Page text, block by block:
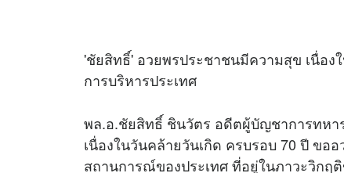
'ชัยสิทธิ์' อวยพรประชาชนมีความสุข เนื่อง
การบริหารประเทศ
พล.อ.ชัยสิทธิ์ ชินวัตร อดีตผู้บัญชาการทห
เนื่องในวันคล้ายวันเกิด ครบรอบ 70 ปี ข
สถานการณ์ของประเทศ ที่อยู่ในภาวะวิกฤ